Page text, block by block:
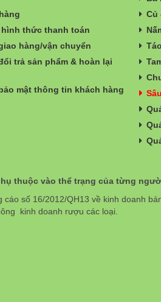
thức thanh toán
hàng/vận chuyển
trả sản phẩm & hoàn lại
mật thông tin khách hàng
Củ
thuộc vào thể trạng của từng
số 16/2012/QH13 về kinh doanh
kinh doanh rượu các loại.